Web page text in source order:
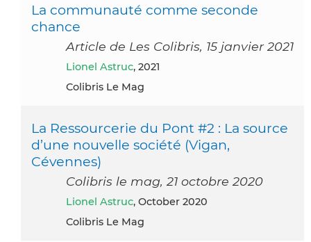
La communauté comme seconde
chance
Article de Les Colibris, 15 janvier 2021
Lionel Astruc, 2021
Colibris Le Mag
La Ressourcerie du Pont #2 : La source
d’une nouvelle société (Vigan,
Cévennes)
Colibris le mag, 21 octobre 2020
Lionel Astruc, October 2020
Colibris Le Mag